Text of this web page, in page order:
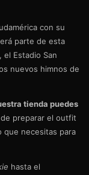
con su
parte de esta
Estadio San
nuevos himnos de
tienda puedes
preparar el outfit
que necesitas para
hasta el